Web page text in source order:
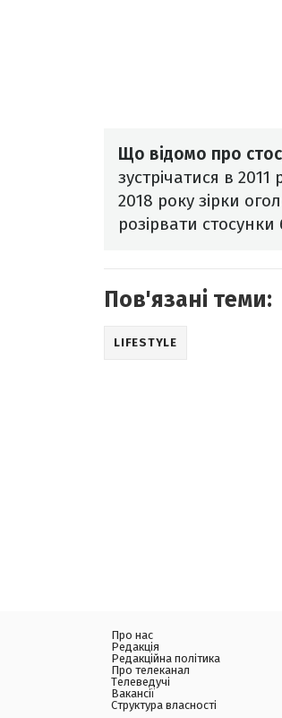
Що відомо про
зустрічатися в
2018 року зірки
розірвати
Пов'язані теми:
LIFESTYLE
Про нас
Редакція
Редакційна політика
Про телеканал
Телеведучі
Вакансії
Структура власності